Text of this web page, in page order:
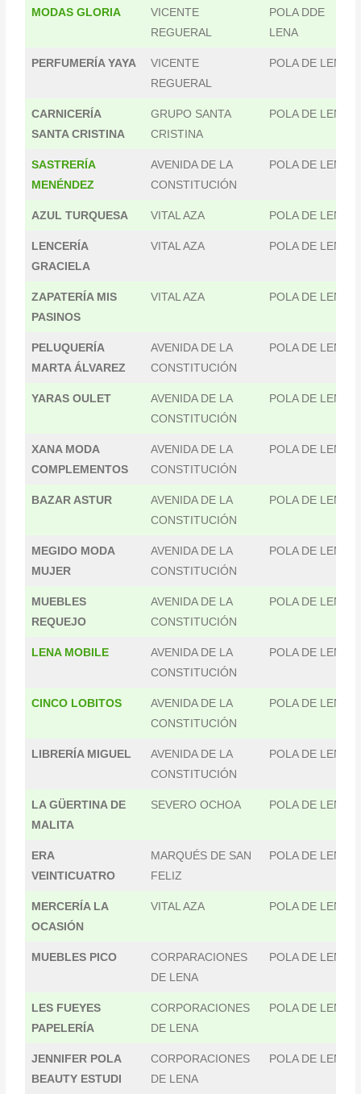
MODAS GLORIA
VICENTE
REGUERAL
POLA DDE
LENA
PERFUMERÍA YAYA
VICENTE
REGUERAL
POLA DE LENA
CARNICERÍA
SANTA CRISTINA
GRUPO SANTA
CRISTINA
POLA DE LENA
SASTRERÍA
MENÉNDEZ
AVENIDA DE LA
CONSTITUCIÓN
POLA DE LENA
AZUL TURQUESA VITAL AZA POLA DE LENA
LENCERÍA
GRACIELA
VITAL AZA POLA DE LENA
ZAPATERÍA MIS
PASINOS
VITAL AZA POLA DE LENA
PELUQUERÍA
MARTA ÁLVAREZ
AVENIDA DE LA
CONSTITUCIÓN
POLA DE LENA
YARAS OULET
AVENIDA DE LA
CONSTITUCIÓN
POLA DE LENA
XANA MODA
COMPLEMENTOS
AVENIDA DE LA
CONSTITUCIÓN
POLA DE LENA
BAZAR ASTUR
AVENIDA DE LA
CONSTITUCIÓN
POLA DE LENA
MEGIDO MODA
MUJER
AVENIDA DE LA
CONSTITUCIÓN
POLA DE LENA
MUEBLES
REQUEJO
AVENIDA DE LA
CONSTITUCIÓN
POLA DE LENA
LENA MOBILE
AVENIDA DE LA
CONSTITUCIÓN
POLA DE LENA
CINCO LOBITOS
AVENIDA DE LA
CONSTITUCIÓN
POLA DE LENA
LIBRERÍA MIGUEL
AVENIDA DE LA
CONSTITUCIÓN
POLA DE LENA
LA GÜERTINA DE
MALITA
SEVERO OCHOA POLA DE LENA
ERA
VEINTICUATRO
MARQUÉS DE SAN
FELIZ
POLA DE LENA
MERCERÍA LA
OCASIÓN
VITAL AZA POLA DE LENA
MUEBLES PICO
CORPARACIONES
DE LENA
POLA DE LENA
LES FUEYES
PAPELERÍA
CORPORACIONES
DE LENA
POLA DE LENA
JENNIFER POLA
BEAUTY ESTUDI
CORPORACIONES
DE LENA
POLA DE LENA